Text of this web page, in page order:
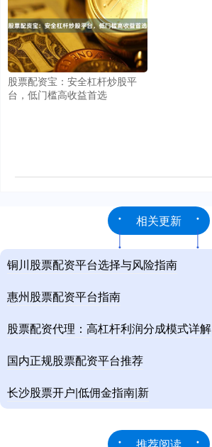
股票配资宝：安全杠杆炒股平
台，低门槛高收益首选
相关更新
铜川股票配资平台选择与风险指南
惠州股票配资平台指南
股票配资代理：高杠杆利润分成模式详解
国内正规股票配资平台推荐
长沙股票开户|低佣金指南|新
推荐阅读